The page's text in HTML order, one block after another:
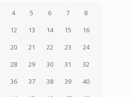
4 5 6 7
8
12 13 14 15
16
20 21 22 23
24
28 29 30 31
32
36 37 38 39
40